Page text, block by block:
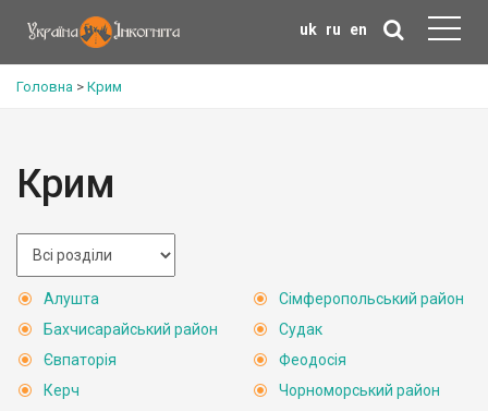
uk ru en
Головна > Крим
Крим
Алушта
Бахчисарайський район
Євпаторія
Керч
Сімферопольський район
Судак
Феодосія
Чорноморський район